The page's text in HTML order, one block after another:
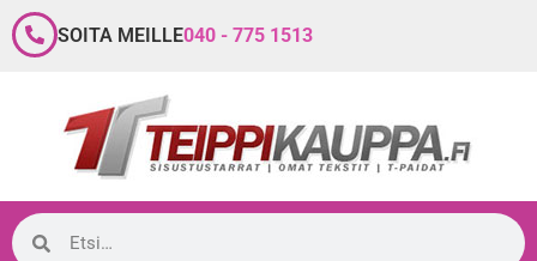
SOITA MEILLE040 - 775 1513